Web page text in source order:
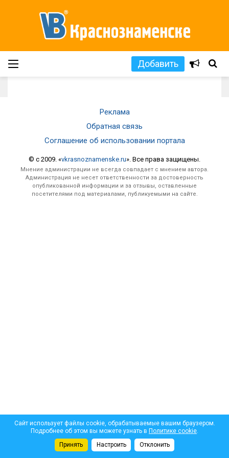
Добавить
Реклама
Обратная связь
Соглашение об использовании портала
© c 2009. «vkrasnoznamenske.ru». Все права защищены.
Мнение администрации не всегда совпадает с мнением автора.
Администрация не несет ответственности за достоверность
опубликованной информации и за отзывы, оставленные
посетителями под материалами, публикуемыми на сайте.
Сайт использует файлы cookie, обрабатываемые вашим браузером.
Подробнее об этом вы можете узнать в Политике cookie.
Принять
Настроить Отклонить